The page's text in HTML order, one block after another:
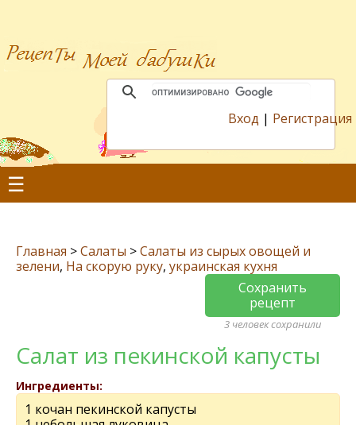
Вход | Регистрация
☰
Главная >Салаты >Салаты из сырых овощей и
зелени, На скорую руку, украинская кухня
Сохранить
рецепт
3 человек сохранили
Салат из пекинской капусты
Ингредиенты:
1 кочан пекинской капусты